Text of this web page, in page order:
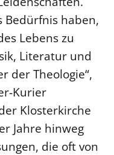
Bedürfnis haben,
Lebens zu
Literatur und
der Theologie“,
Kurier
Klosterkirche
Jahre hinweg
die oft von